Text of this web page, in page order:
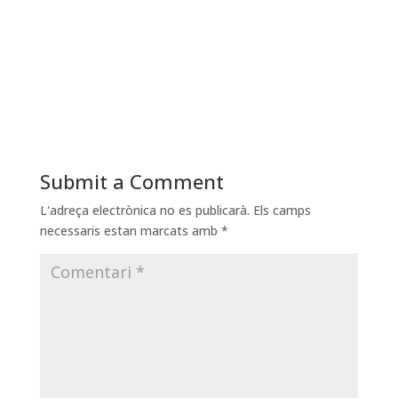
Submit a Comment
L'adreça electrònica no es publicarà. Els camps
necessaris estan marcats amb *